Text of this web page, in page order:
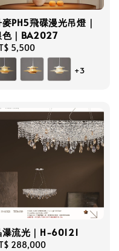
PH5飛碟漫光吊燈｜
色｜BA2027
5,500
+3
瀑流光｜H-60121
288,000